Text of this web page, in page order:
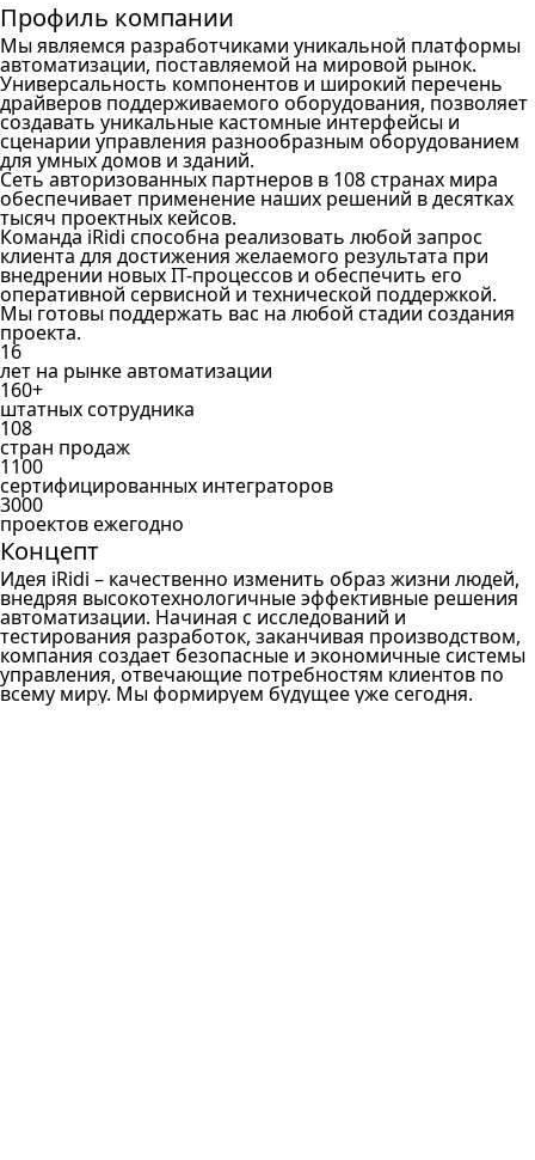
Профиль компании
Мы являемся разработчиками уникальной платформы
автоматизации, поставляемой на мировой рынок.
Универсальность компонентов и широкий перечень
драйверов поддерживаемого оборудования, позволяет
создавать уникальные кастомные интерфейсы и
сценарии управления разнообразным оборудованием
для умных домов и зданий.
Сеть авторизованных партнеров в 108 странах мира
обеспечивает применение наших решений в десятках
тысяч проектных кейсов.
Команда iRidi способна реализовать любой запрос
клиента для достижения желаемого результата при
внедрении новых IT-процессов и обеспечить его
оперативной сервисной и технической поддержкой.
Мы готовы поддержать вас на любой стадии создания
проекта.
16
лет на рынке автоматизации
160+
штатных сотрудника
108
стран продаж
1100
сертифицированных интеграторов
3000
проектов ежегодно
Концепт
Идея iRidi – качественно изменить образ жизни людей,
внедряя высокотехнологичные эффективные решения
автоматизации. Начиная с исследований и
тестирования разработок, заканчивая производством,
компания создает безопасные и экономичные системы
управления, отвечающие потребностям клиентов по
всему миру. Мы формируем будущее уже сегодня.